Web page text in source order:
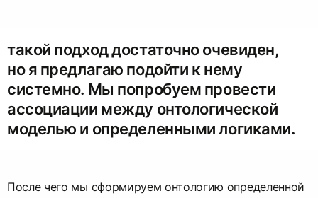
такой подход достаточно очевиден,
но я предлагаю подойти к нему
системно. Мы попробуем провести
ассоциации между онтологической
моделью и определенными логиками.
После чего мы сформируем онтологию определенной